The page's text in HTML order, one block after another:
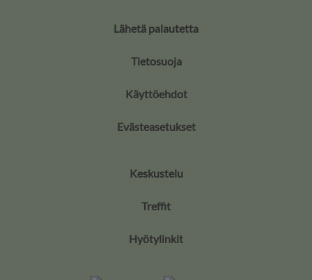
Lähetä palautetta
Tietosuoja
Käyttöehdot
Evästeasetukset
Keskustelu
Treffit
Hyötylinkit